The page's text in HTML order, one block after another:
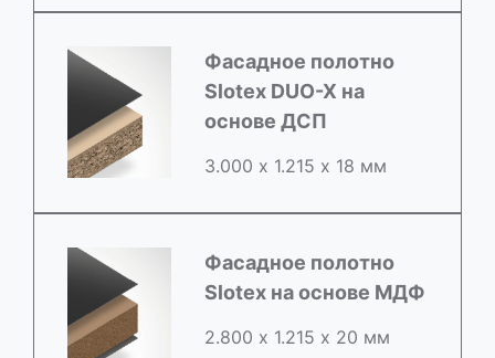
Фасадное полотно
Slotex DUO-X на
основе ДСП
3.000 х 1.215 х 18 мм
Фасадное полотно
Slotex на основе МДФ
2.800 х 1.215 х 20 мм